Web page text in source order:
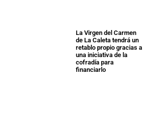
La Virgen del Carmen
de La Caleta tendrá un
retablo propio gracias a
una iniciativa de la
cofradía para
financiarlo